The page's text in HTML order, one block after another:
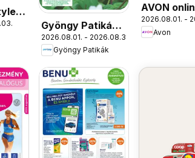
Gyöngy Patikák
akciós újság
2026.08.01. - 2026.08.31.
Gyöngy Patikák
AVON
katalógus
augusztusi
2026.08.01. -
Avon